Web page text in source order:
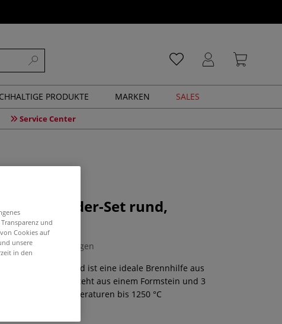
PRODUKTE MARKEN SALES
Service Center
Varioständer-Set rund,
0 Bewertungen
Varioständer-Set rund ist eine ideale Brennhilfe aus
Edelstahl. Besteht aus einem Formstein und 3
Stäben. Für Temperaturen bis 1250 °C
und
Cookies auf
unsere
in den